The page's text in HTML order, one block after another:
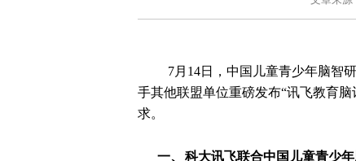
7月14日，中国儿童青少年脑智
手其他联盟单位重磅发布“讯飞教育
求。
一、 科大讯飞联合中国儿童青少